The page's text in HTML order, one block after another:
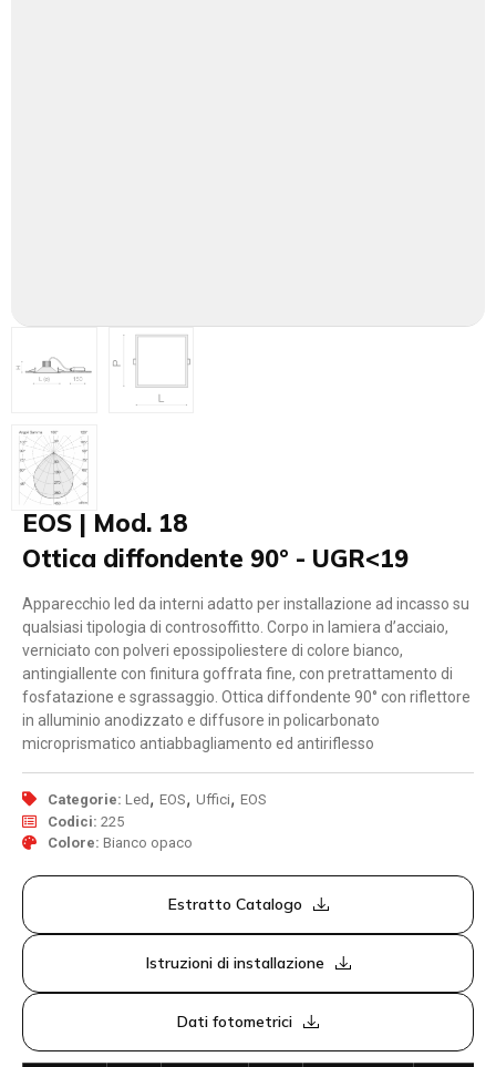
EOS | Mod. 18
Ottica diffondente 90° - UGR<19
Apparecchio led da interni adatto per installazione ad incasso su
qualsiasi tipologia di controsoffitto. Corpo in lamiera d’acciaio,
verniciato con polveri epossipoliestere di colore bianco,
antingiallente con finitura goffrata fine, con pretrattamento di
fosfatazione e sgrassaggio. Ottica diffondente 90° con riflettore
in alluminio anodizzato e diffusore in policarbonato
microprismatico antiabbagliamento ed antiriflesso
Categorie: Led, EOS, Uffici, EOS
Codici: 225
Colore: Bianco opaco
Estratto Catalogo
Istruzioni di installazione
Dati fotometrici